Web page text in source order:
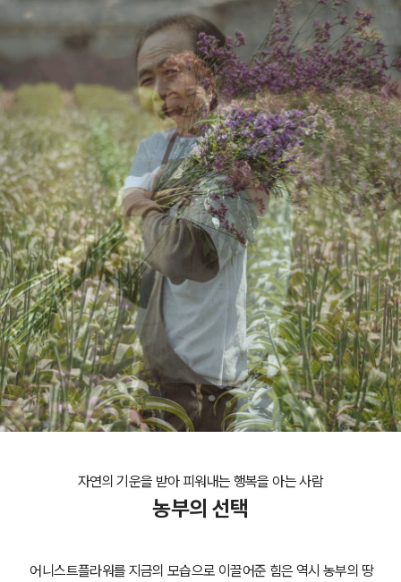
자연의 기운을 받아 피워내는 행복을 아는 사람
농부의 선택
어니스트플라워를 지금의 모습으로 이끌어준 힘은 역시 농부의 땅